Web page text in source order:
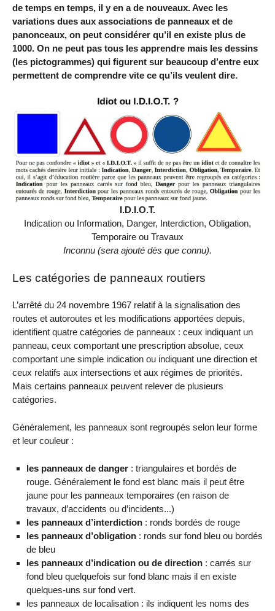
de temps en temps, il y en a de nouveaux. Avec les
variations dues aux associations de panneaux et de
panonceaux, on peut considérer qu’il en existe plus de
1000. On ne peut pas tous les apprendre mais les dessins
(les pictogrammes) qui figurent sur beaucoup d’entre eux
permettent de comprendre vite ce qu’ils veulent dire.
I.D.I.O.T.
Indication ou Information, Danger, Interdiction, Obligation,
Temporaire ou Travaux
Inconnu (sera ajouté dès que connu).
Les catégories de panneaux routiers
L’arrêté du 24 novembre 1967 relatif à la signalisation des
routes et autoroutes et les modifications apportées depuis,
identifient quatre catégories de panneaux : ceux indiquant un
panneau, ceux comportant une prescription absolue, ceux
comportant une simple indication ou indiquant une direction et
ceux relatifs aux intersections et aux régimes de priorités.
Mais certains panneaux peuvent relever de plusieurs
catégories.
Généralement, les panneaux sont regroupés selon leur forme
et leur couleur :
les panneaux de danger: triangulaires et bordés de
rouge. Généralement le fond est blanc mais il peut être
jaune pour les panneaux temporaires (en raison de
travaux, d’accidents ou d’incidents...)
les panneaux d’interdiction: ronds bordés de rouge
les panneaux d’obligation: ronds sur fond bleu ou bordés
de bleu
les panneaux d’indication ou de direction: carrés sur
fond bleu quelquefois sur fond blanc mais il en existe
quelques-uns sur fond vert.
les panneaux de localisation : ils indiquent les noms des